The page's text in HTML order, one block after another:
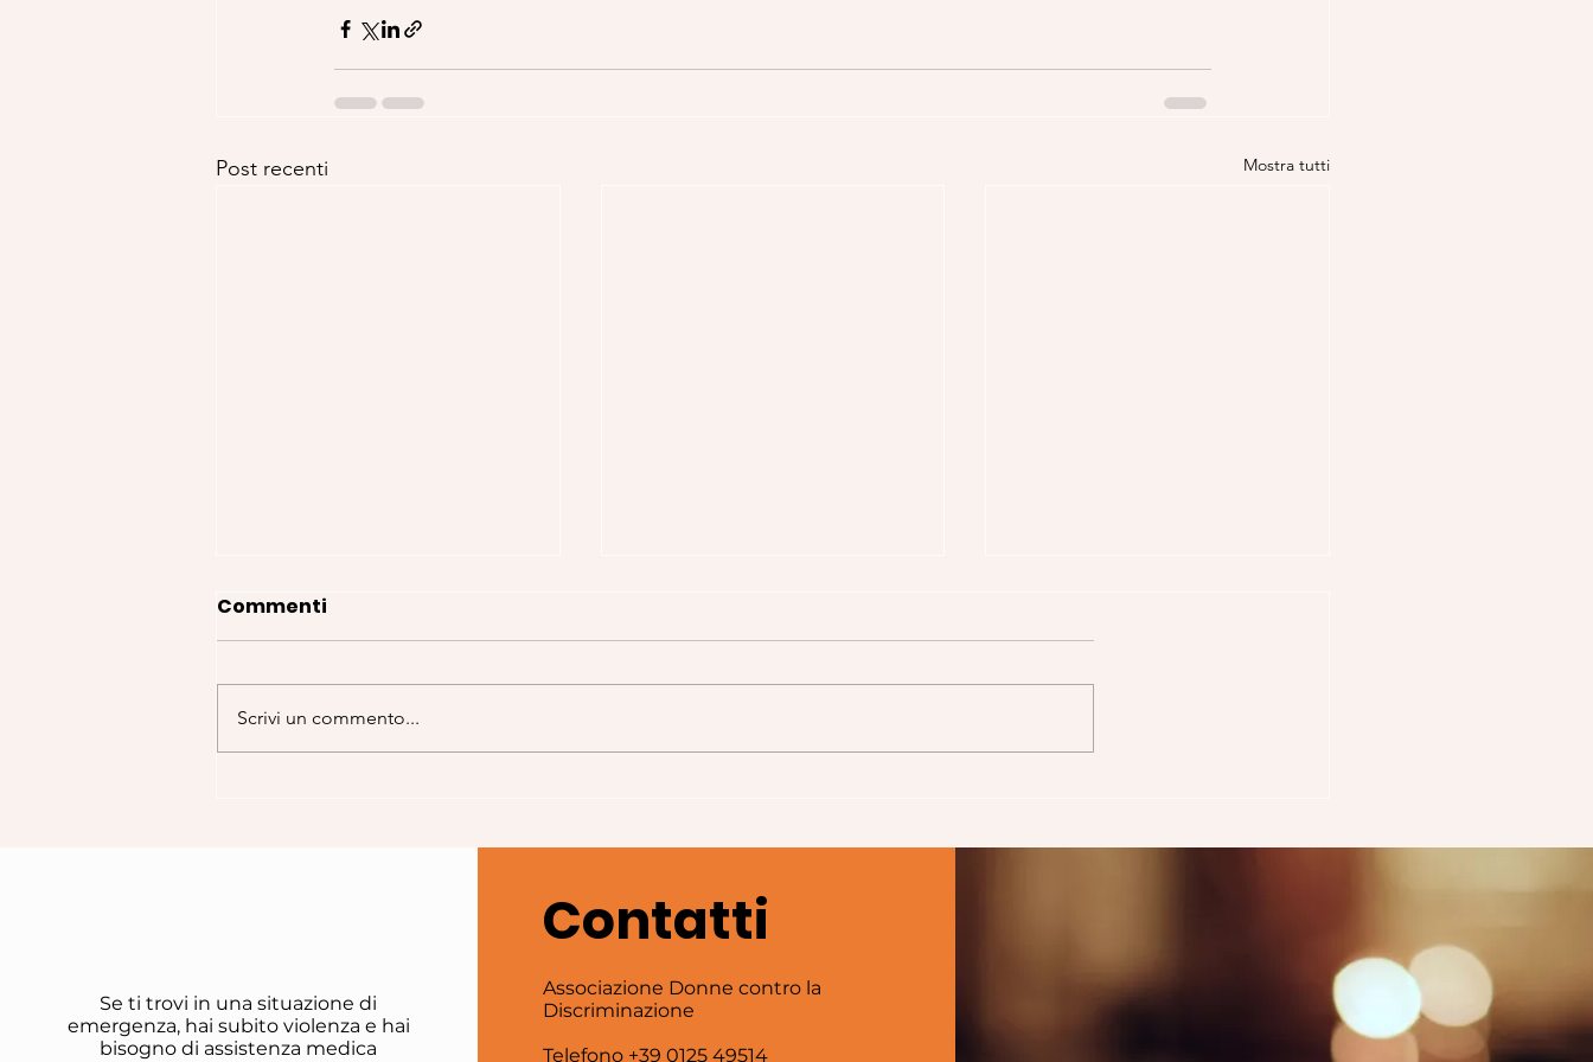
Post recenti Mostra tutti
La calda estate
Commenti
Scrivi un commento...
Se ti trovi in una situazione di
emergenza, hai subito violenza e hai
bisogno di assistenza medica
Contatti
Associazione Donne contro la
Discriminazione
Telefono +39 0125 49514